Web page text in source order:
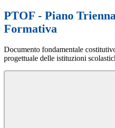
PTOF - Piano
Formativa
Documento fondamentale
progettuale delle istituzioni